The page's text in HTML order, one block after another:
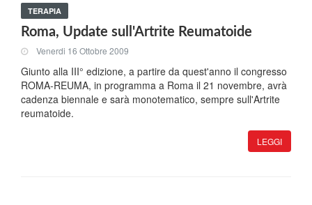
TERAPIA
Roma, Update sull'Artrite Reumatoide
Venerdi 16 Ottobre 2009
Giunto alla III° edizione, a partire da quest'anno il congresso
ROMA-REUMA, in programma a Roma il 21 novembre, avrà
cadenza biennale e sarà monotematico, sempre sull'Artrite
reumatoide.
LEGGI